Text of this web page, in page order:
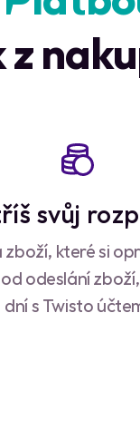
svůj
zboží, které si
odeslání
dní s Twisto